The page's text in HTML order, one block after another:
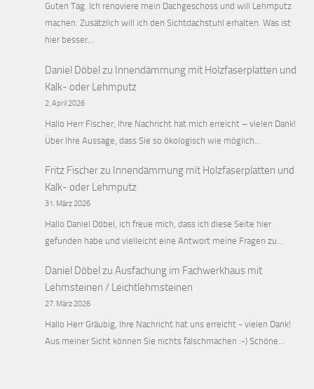
Guten Tag. Ich renoviere mein Dachgeschoss und will Lehmputz
machen. Zusätzlich will ich den Sichtdachstuhl erhalten. Was ist
hier besser…
Daniel Döbel zu Innendämmung mit Holzfaserplatten und
Kalk- oder Lehmputz
2. April 2026
Hallo Herr Fischer, Ihre Nachricht hat mich erreicht – vielen Dank!
Über Ihre Aussage, dass Sie so ökologisch wie möglich…
Fritz Fischerzu Innendämmung mit Holzfaserplatten und
Kalk- oder Lehmputz
31. März 2026
Hallo Daniel Döbel, ich freue mich, dass ich diese Seite hier
gefunden habe und vielleicht eine Antwort meine Fragen zu…
Daniel Döbel zu Ausfachung im Fachwerkhaus mit
Lehmsteinen / Leichtlehmsteinen
27. März 2026
Hallo Herr Gräubig, Ihre Nachricht hat uns erreicht - vielen Dank!
Aus meiner Sicht können Sie nichts falschmachen :-) Schöne…